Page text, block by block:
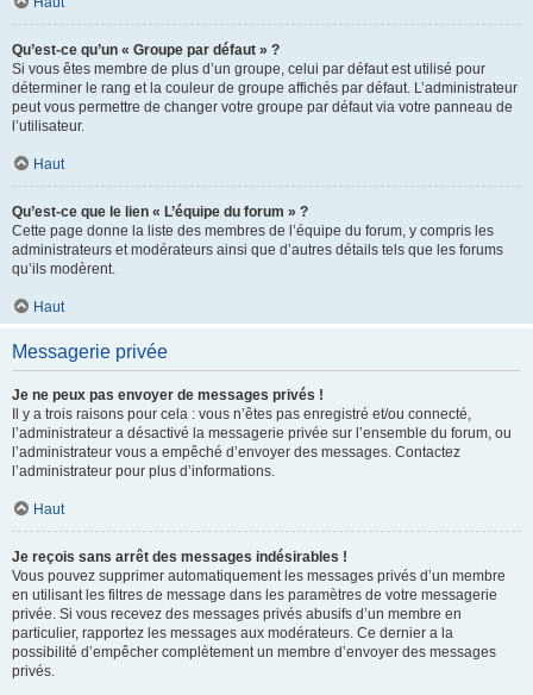
Qu’est-ce qu’un « Groupe par défaut » ?
Si vous êtes membre de plus d’un groupe, celui par défaut est utilisé pour
déterminer le rang et la couleur de groupe affichés par défaut. L’administrateur
peut vous permettre de changer votre groupe par défaut via votre panneau de
l’utilisateur.
Haut
Qu’est-ce que le lien « L’équipe du forum » ?
Cette page donne la liste des membres de l’équipe du forum, y compris les
administrateurs et modérateurs ainsi que d’autres détails tels que les forums
qu’ils modèrent.
Haut
Messagerie privée
Je ne peux pas envoyer de messages privés !
Il y a trois raisons pour cela : vous n’êtes pas enregistré et/ou connecté,
l’administrateur a désactivé la messagerie privée sur l’ensemble du forum, ou
l’administrateur vous a empêché d’envoyer des messages. Contactez
l’administrateur pour plus d’informations.
Haut
Je reçois sans arrêt des messages indésirables !
Vous pouvez supprimer automatiquement les messages privés d’un membre
en utilisant les filtres de message dans les paramètres de votre messagerie
privée. Si vous recevez des messages privés abusifs d’un membre en
particulier, rapportez les messages aux modérateurs. Ce dernier a la
possibilité d’empêcher complètement un membre d’envoyer des messages
privés.